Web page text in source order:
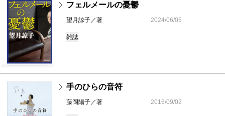
フェルメールの憂鬱
望月諒子／著 2024/06/05
雑誌
手のひらの音符
藤岡陽子／著 2016/09/02